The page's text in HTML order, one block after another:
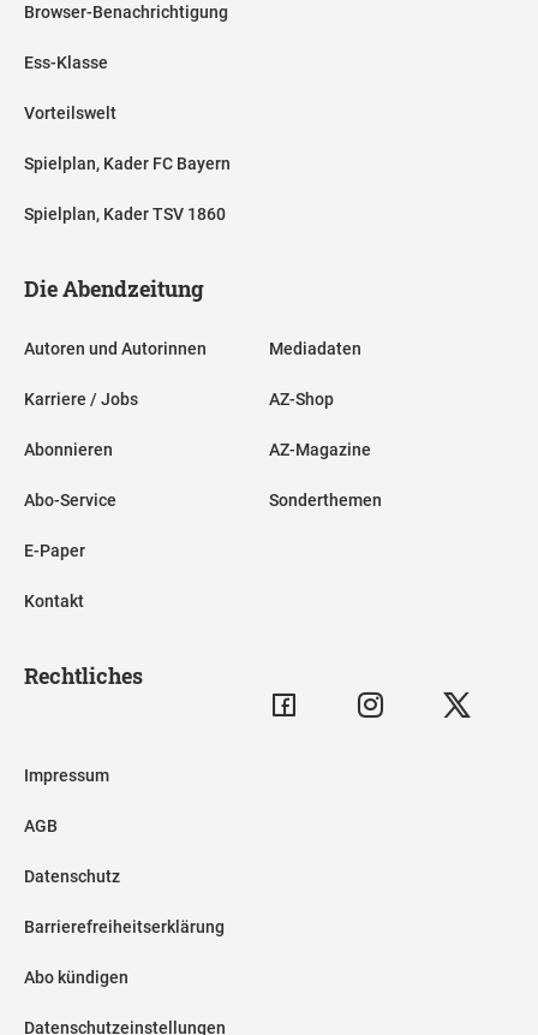
Browser-Benachrichtigung
Ess-Klasse
Vorteilswelt
Spielplan, Kader FC Bayern
Spielplan, Kader TSV 1860
Die Abendzeitung
Autoren und Autorinnen
Karriere / Jobs
Abonnieren
Abo-Service
E-Paper
Kontakt
Mediadaten
AZ-Shop
AZ-Magazine
Sonderthemen
Rechtliches
Impressum
AGB
Datenschutz
Barrierefreiheitserklärung
Abo kündigen
Datenschutzeinstellungen